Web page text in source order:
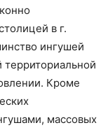
в г.
ингушей
территориальной
Кроме
массовых